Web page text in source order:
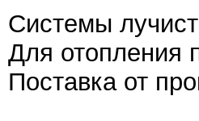
Системы
Для отопления
Поставка от